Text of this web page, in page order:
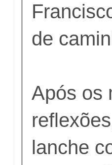
de
Após os
lanche